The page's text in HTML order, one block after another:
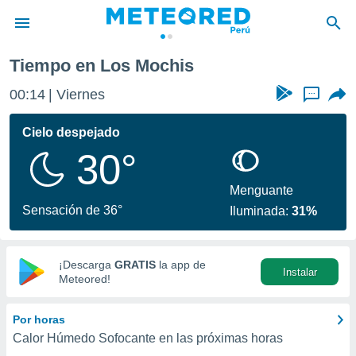
de
ha sido
calidad.
a este
las
y
digital
basada
Tiempo en Los Mochis
00:14 Viernes ...
Cielo despejado
30°
Sensación de 36°
Menguante
Iluminada:31%
¡Descarga GRATIS la app de
Meteored!
Instalar
Por horas
Calor Húmedo Sofocante en las próximas horas